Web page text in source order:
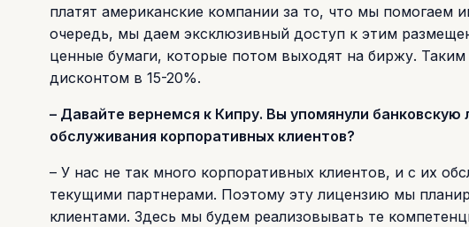
платят американские компании за то, что мы
очередь, мы даем эксклюзивный доступ к этим
ценные бумаги, которые потом выходят на биржу.
дисконтом в 15-20%.
– Давайте вернемся к Кипру. Вы упомянули
обслуживания корпоративных клиентов?
– У нас не так много корпоративных клиентов, и с их
текущими партнерами. Поэтому эту лицензию мы
клиентами. Здесь мы будем реализовывать те